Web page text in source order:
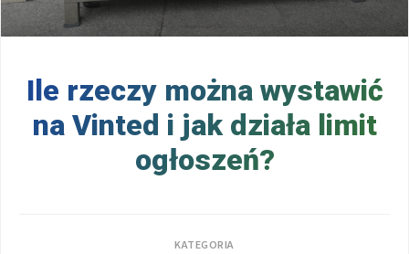
Ile rzeczy można wystawić
na Vinted i jak działa limit
ogłoszeń?
KATEGORIA